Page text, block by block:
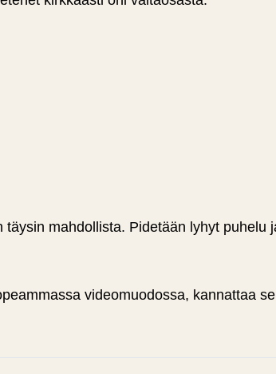
mahdollista. Pidetään lyhyt puhelu
videomuodossa, kannattaa